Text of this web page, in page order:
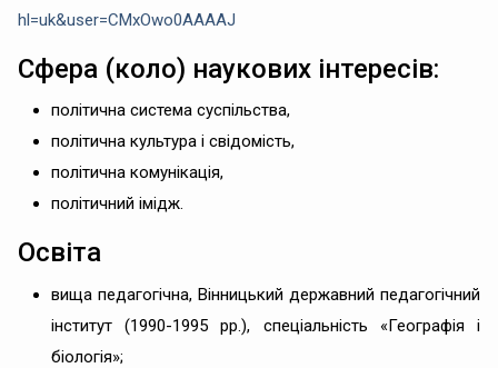
hl=uk&user=CMxOwo0AAAAJ
Сфера (коло) наукових інтересів:
політична система суспільства,
політична культура і свідомість,
політична комунікація,
політичний імідж.
Освіта
вища педагогічна, Вінницький державний педагогічний
інститут (1990-1995 рр.), спеціальність «Географія і
біологія»;